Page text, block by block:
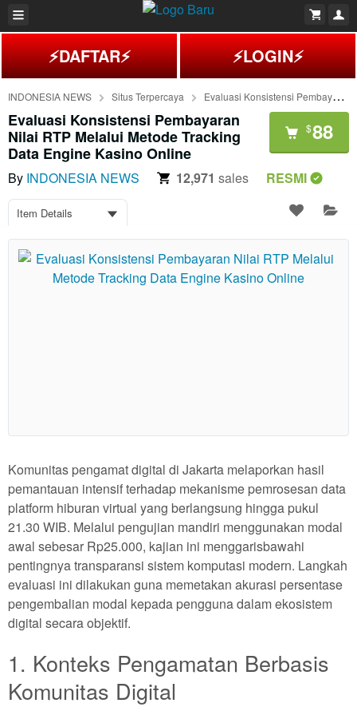
⚡DAFTAR⚡ ⚡LOGIN⚡
INDONESIA NEWS Situs Terpercaya Evaluasi Konsistensi Pembayaran Nilai RTP Melalui Metode Tracking Data Engine Kasino Online
Evaluasi Konsistensi Pembayaran
Nilai RTP Melalui Metode Tracking
Data Engine Kasino Online
$88
By INDONESIA NEWS 12,971 sales RESMI
Item Details
Show More
Komunitas pengamat digital di Jakarta melaporkan hasil
pemantauan intensif terhadap mekanisme pemrosesan data
platform hiburan virtual yang berlangsung hingga pukul
21.30 WIB. Melalui pengujian mandiri menggunakan modal
awal sebesar Rp25.000, kajian ini menggarisbawahi
pentingnya transparansi sistem komputasi modern. Langkah
evaluasi ini dilakukan guna memetakan akurasi persentase
pengembalian modal kepada pengguna dalam ekosistem
digital secara objektif.
1. Konteks Pengamatan Berbasis
Komunitas Digital